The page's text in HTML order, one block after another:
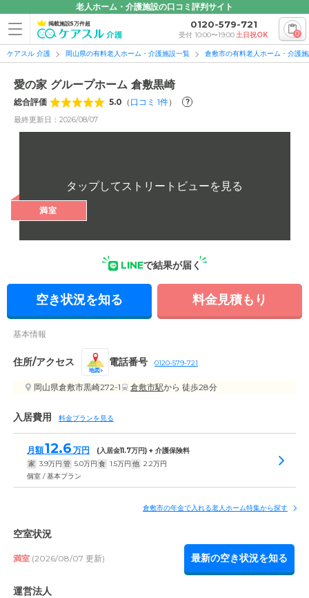
老人ホーム・介護施設の口コミ評判サイト
掲載施設5万件超 0120-579-721
受付 10:00〜19:00土日祝OK 0
ケアスル 介護 岡山県の有料老人ホーム・介護施設一覧 倉敷市の有料老人ホーム・介護
愛の家 グループホーム 倉敷黒崎
総合評価 5.0 （ 口コミ 1件） ?
最終更新日：2026/08/07
満室
LINEで結果が届く
空き状況を知る 料金見積もり
基本情報
住所/アクセス
地図
電話番号 0120-579-721
岡山県倉敷市黒崎272-1 倉敷市駅から 徒歩28分
入居費用 料金プランを見る
月額12.6 万円 (入居金11.7万円) + 介護保険料
家 3.9万円 管 5.0万円 食 1.5万円 他 2.2万円
個室 / 基本プラン
倉敷市の年金で入れる老人ホーム特集から探す
空室状況
満室 (2026/08/07 更新) 最新の空き状況を知る
運営法人